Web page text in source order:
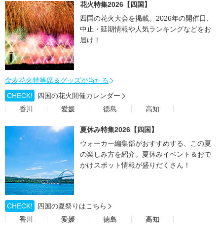
花火特集2026【四国】
四国の花火大会を掲載。2026年の開催日、
中止・延期情報や人気ランキングなどをお
届け！
金麦花火特等席＆グッズが当たる
CHECK!
四国の花火開催カレンダー
香川
愛媛 徳島 高知
夏休み特集2026【四国】
ウォーカー編集部がおすすめする、この夏
の楽しみ方を紹介。夏休みイベント＆おで
かけスポット情報が盛りだくさん！
CHECK!
四国の夏祭りはこちら
香川
愛媛 徳島 高知